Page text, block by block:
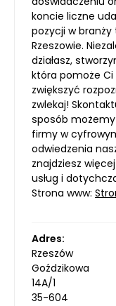
koncie liczne
pozycji w
Rzeszowie.
działasz,
która pomoże
zwiększyć
zwlekaj!
sposób
firmy w
odwiedzenia
znajdziesz
usług i
Strona www:
Adres:
Rzeszów
Goździkowa
14A/1
35-604